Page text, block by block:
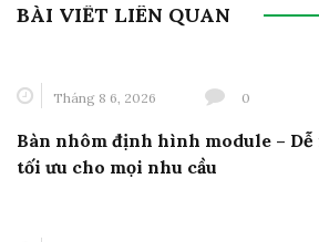
BÀI VIẾT LIÊN QUAN
Tháng 8 6, 2026 0
Bàn nhôm định hình module – Dễ
tối ưu cho mọi nhu cầu